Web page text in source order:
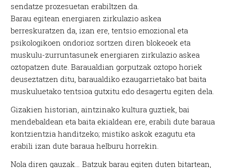
sendatze prozesuetan erabiltzen da.
Barau egitean energiaren zirkulazio askea
berreskuratzen da, izan ere, tentsio emozional eta
psikologikoen ondorioz sortzen diren blokeoek eta
muskulu-zurruntasunek energiaren zirkulazio askea
oztopatzen dute. Baraualdian gorputzak oztopo horiek
deuseztatzen ditu, baraualdiko ezaugarrietako bat baita
muskuluetako tentsioa gutxitu edo desagertu egiten dela.
Gizakien historian, aintzinako kultura guztiek, bai
mendebaldean eta baita ekialdean ere, erabili dute baraua
kontzientzia handitzeko; mistiko askok ezagutu eta
erabili izan dute baraua helburu horrekin.
Nola diren gauzak… Batzuk barau egiten duten bitartean,